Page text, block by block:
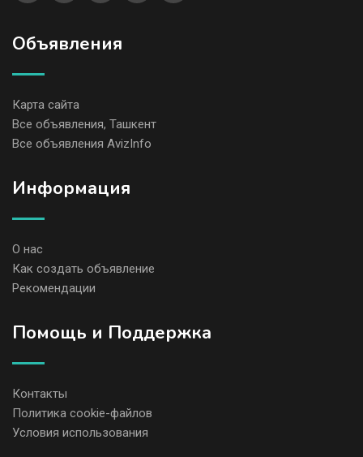
Объявления
Карта сайта
Все объявления, Ташкент
Все объявления AvizInfo
Информация
О нас
Как создать объявление
Рекомендации
Помощь и Поддержка
Контакты
Политика cookie-файлов
Условия использования